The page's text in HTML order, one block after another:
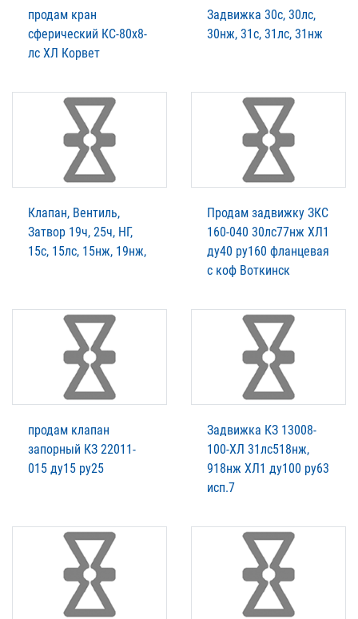
продам кран
сферический КС-80х8-
лс ХЛ Корвет
Задвижка 30с, 30лс,
30нж, 31с, 31лс, 31нж
Клапан, Вентиль,
Затвор 19ч, 25ч, НГ,
15с, 15лс, 15нж, 19нж,
Продам задвижку ЗКС
160-040 30лс77нж ХЛ1
ду40 ру160 фланцевая
с коф Воткинск
продам клапан
запорный КЗ 22011-
015 ду15 ру25
Задвижка КЗ 13008-
100-ХЛ 31лс518нж,
918нж ХЛ1 ду100 ру63
исп.7